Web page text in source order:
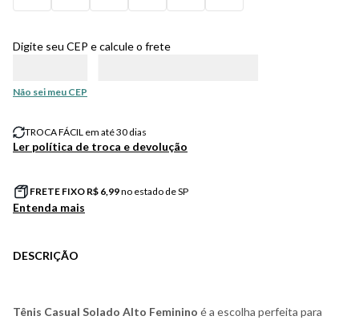
Digite seu CEP e calcule o frete
Não sei meu CEP
TROCA FÁCIL em até 30 dias
Ler política de troca e devolução
FRETE FIXO R$ 6,99no estado de SP
Entenda mais
DESCRIÇÃO
Tênis Casual Solado Alto Feminino é a escolha perfeita para